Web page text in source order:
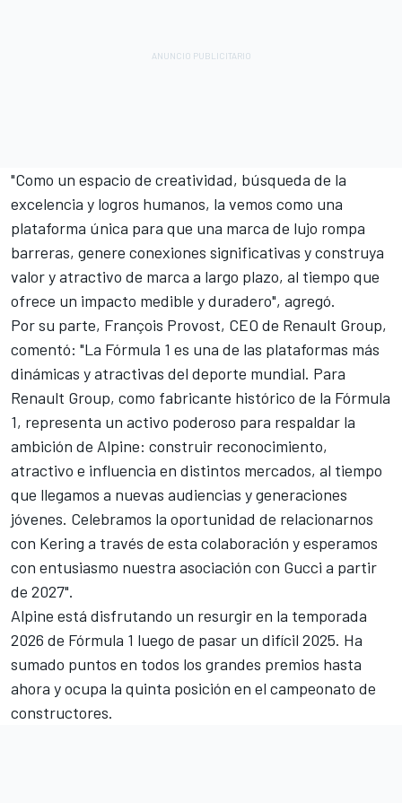
"Como un espacio de creatividad, búsqueda de la
excelencia y logros humanos, la vemos como una
plataforma única para que una marca de lujo rompa
barreras, genere conexiones significativas y construya
valor y atractivo de marca a largo plazo, al tiempo que
ofrece un impacto medible y duradero", agregó.
Por su parte, François Provost, CEO de Renault Group,
comentó: "La Fórmula 1 es una de las plataformas más
dinámicas y atractivas del deporte mundial. Para
Renault Group, como fabricante histórico de la Fórmula
1, representa un activo poderoso para respaldar la
ambición de Alpine: construir reconocimiento,
atractivo e influencia en distintos mercados, al tiempo
que llegamos a nuevas audiencias y generaciones
jóvenes. Celebramos la oportunidad de relacionarnos
con Kering a través de esta colaboración y esperamos
con entusiasmo nuestra asociación con Gucci a partir
de 2027".
Alpine está disfrutando un resurgir en la temporada
2026 de Fórmula 1 luego de pasar un difícil 2025. Ha
sumado puntos en todos los grandes premios hasta
ahora y ocupa la quinta posición en el campeonato de
constructores.